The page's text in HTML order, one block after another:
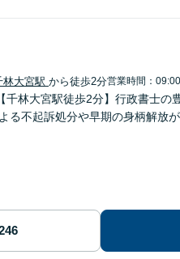
林大宮駅 から徒歩2分営業時間：
千林大宮駅徒歩2分】行政書士
る不起訴処分や早期の身柄解放